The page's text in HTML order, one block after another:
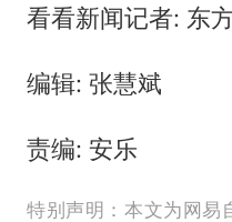
看看新闻记者: 东
编辑: 张慧斌
责编: 安乐
特别声明：本文为网易